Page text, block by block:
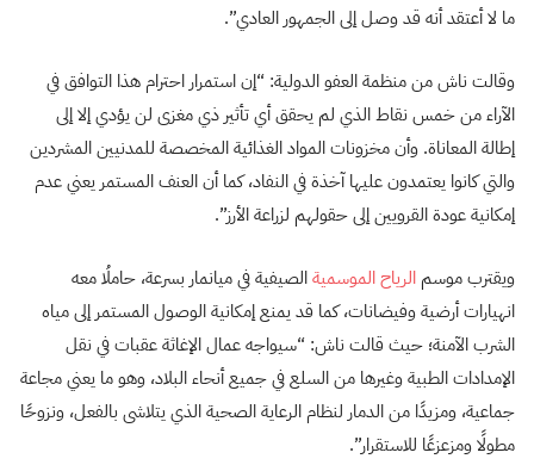
ما لا أعتقد أنه قد وصل إلى الجمهور العادي”.
وقالت ناش من منظمة العفو الدولية: “إن استمرار احترام هذا التوافق في
الآراء من خمس نقاط الذي لم يحقق أي تأثير ذي مغزى لن يؤدي إلا إلى
إطالة المعاناة. وأن مخزونات المواد الغذائية المخصصة للمدنيين المشردين
والتي كانوا يعتمدون عليها آخذة في النفاد، كما أن العنف المستمر يعني عدم
إمكانية عودة القرويين إلى حقولهم لزراعة الأرز”.
ويقترب موسم الرياح الموسميةالصيفية في ميانمار بسرعة، حاملُا معه
انهيارات أرضية وفيضانات، كما قد يمنع إمكانية الوصول المستمر إلى مياه
الشرب الآمنة؛ حيث قالت ناش: “سيواجه عمال الإغاثة عقبات في نقل
الإمدادات الطبية وغيرها من السلع في جميع أنحاء البلاد، وهو ما يعني مجاعة
جماعية، ومزيدًا من الدمار لنظام الرعاية الصحية الذي يتلاشى بالفعل، ونزوحًا
مطولًا ومزعزعًا للاستقرار”.